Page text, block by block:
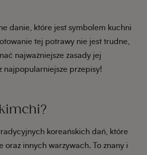
danie, które jest symbolem kuchni
tej potrawy nie jest trudne,
najważniejsze zasady jej
najpopularniejsze przepisy!
koreańskich dań, które
oraz innych warzywach. To znany i